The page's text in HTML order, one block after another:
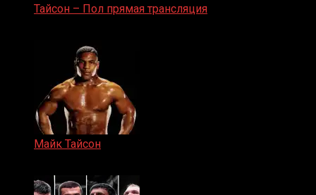
Тайсон – Пол прямая трансляция
Майк Тайсон